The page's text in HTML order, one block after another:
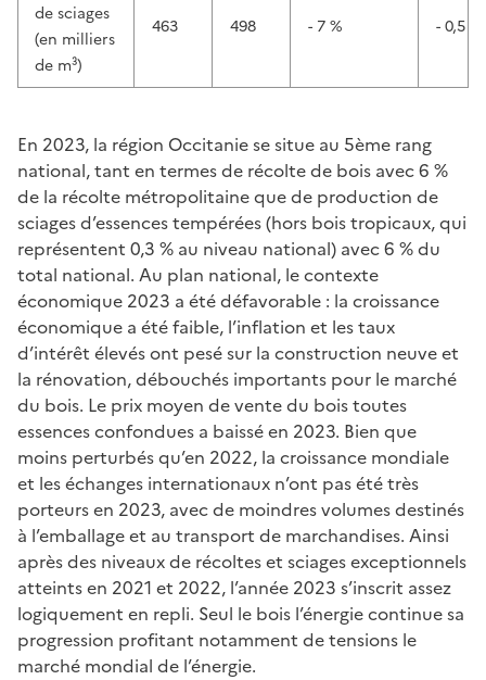
de sciages
(en milliers
de m³)
463 498 - 7 % - 0,5 %
En 2023, la région Occitanie se situe au 5ème rang
national, tant en termes de récolte de bois avec 6 %
de la récolte métropolitaine que de production de
sciages d’essences tempérées (hors bois tropicaux, qui
représentent 0,3 % au niveau national) avec 6 % du
total national. Au plan national, le contexte
économique 2023 a été défavorable : la croissance
économique a été faible, l’inflation et les taux
d’intérêt élevés ont pesé sur la construction neuve et
la rénovation, débouchés importants pour le marché
du bois. Le prix moyen de vente du bois toutes
essences confondues a baissé en 2023. Bien que
moins perturbés qu’en 2022, la croissance mondiale
et les échanges internationaux n’ont pas été très
porteurs en 2023, avec de moindres volumes destinés
à l’emballage et au transport de marchandises. Ainsi
après des niveaux de récoltes et sciages exceptionnels
atteints en 2021 et 2022, l’année 2023 s’inscrit assez
logiquement en repli. Seul le bois l’énergie continue sa
progression profitant notamment de tensions le
marché mondial de l’énergie.